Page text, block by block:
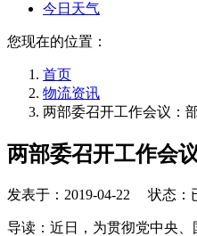
今日天气
您现在的位置：
首页
物流资讯
两部委召开工作会议：
两部委召开工作会
发表于： 2019-04-22 状态：
导读：近日，为贯彻党中央